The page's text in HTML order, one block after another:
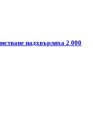
надхвърлиха 2 000